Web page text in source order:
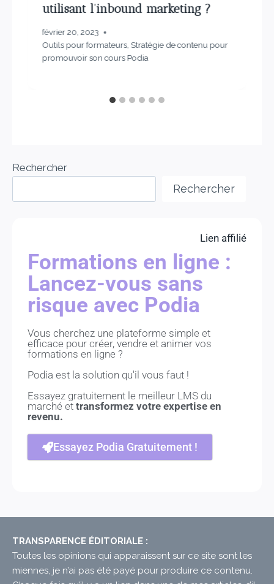
utilisant l’inbound marketing ?
février 20, 2023
Outils pour formateurs, Stratégie de contenu pour
promouvoir son cours Podia
Rechercher
Rechercher
Lien affilié
Formations en ligne :
Lancez-vous sans
risque avec Podia
Vous cherchez une plateforme simple et
efficace pour créer, vendre et animer vos
formations en ligne ?
Podia est la solution qu'il vous faut !
Essayez gratuitement le meilleur LMS du
marché ettransformez votre expertise en
revenu.
Essayez Podia Gratuitement !
TRANSPARENCE ÉDITORIALE :
Toutes les opinions qui apparaissent sur ce site sont les
miennes, je n’ai pas été payé pour produire ce contenu.